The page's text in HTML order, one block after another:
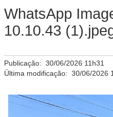
WhatsApp
10.10.43
Publicação: 30/06/2026 11h31
Última modificação: 30/06/2026